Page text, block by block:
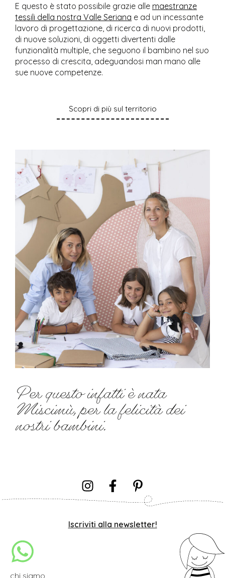
E questo è stato possibile grazie alle maestranze
tessili della nostra Valle Seriana e ad un incessante
lavoro di progettazione, di ricerca di nuovi prodotti,
di nuove soluzioni, di oggetti divertenti dalle
funzionalità multiple, che seguono il bambino nel suo
processo di crescita, adeguandosi man mano alle
sue nuove competenze.
Scopri di più sul territorio
Per questo infatti è nata
Miscimù, per la felicità dei
nostri bambini.
Iscriviti alla newsletter!
chi siamo